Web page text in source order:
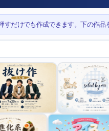
すだけでも作成できます。下の作